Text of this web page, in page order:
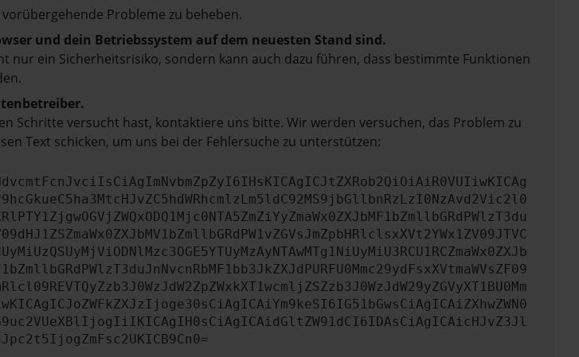
Probleme zu beheben.
und dein Betriebssystem auf dem neuesten Stand sind.
nur ein Sicherheitsrisiko, sondern kann auch dazu führen, dass bestimmte Funktionen
Schritte versucht hast, kontaktiere uns bitte. Wir werden versuchen, das Problem zu
Text schicken, um uns bei der Fehlersuche zu unterstützen: